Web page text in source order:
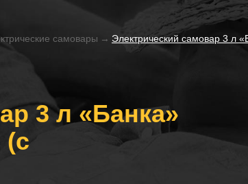
самовары → Электрический самовар 3 л
3 л «Банка»